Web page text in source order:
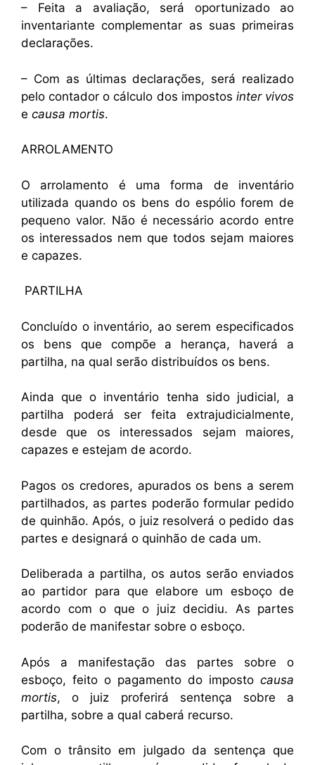
– Feita a avaliação, será oportunizado ao
inventariante complementar as suas primeiras
declarações.
– Com as últimas declarações, será realizado
pelo contador o cálculo dos impostos inter vivos
e causa mortis.
ARROLAMENTO
O arrolamento é uma forma de inventário
utilizada quando os bens do espólio forem de
pequeno valor. Não é necessário acordo entre
os interessados nem que todos sejam maiores
e capazes.
PARTILHA
Concluído o inventário, ao serem especificados
os bens que compõe a herança, haverá a
partilha, na qual serão distribuídos os bens.
Ainda que o inventário tenha sido judicial, a
partilha poderá ser feita extrajudicialmente,
desde que os interessados sejam maiores,
capazes e estejam de acordo.
Pagos os credores, apurados os bens a serem
partilhados, as partes poderão formular pedido
de quinhão. Após, o juiz resolverá o pedido das
partes e designará o quinhão de cada um.
Deliberada a partilha, os autos serão enviados
ao partidor para que elabore um esboço de
acordo com o que o juiz decidiu. As partes
poderão de manifestar sobre o esboço.
Após a manifestação das partes sobre o
esboço, feito o pagamento do imposto causa
mortis, o juiz proferirá sentença sobre a
partilha, sobre a qual caberá recurso.
Com o trânsito em julgado da sentença que